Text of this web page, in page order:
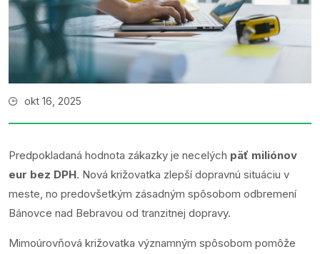
okt 16, 2025
Predpokladaná hodnota zákazky je necelých päť miliónov
eur bez DPH. Nová križovatka zlepší dopravnú situáciu v
meste, no predovšetkým zásadným spôsobom odbremení
Bánovce nad Bebravou od tranzitnej dopravy.
Mimoúrovňová križovatka významným spôsobom pomôže